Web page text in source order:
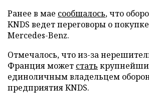
Ранее в мае сообщалось, что
KNDS ведет переговоры о
Mercedes-Benz.
Отмечалось, что из-за
Франция может стать
единоличным владельцем
предприятия KNDS.